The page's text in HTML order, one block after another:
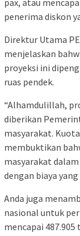
pax, atau
penerima diskon
Direktur Utama
menjelaskan
proyeksi ini
ruas pendek.
“Alhamdulillah,
diberikan
masyarakat.
membuktikan
masyarakat
dengan biaya
Anda juga
nasional untuk
mencapai